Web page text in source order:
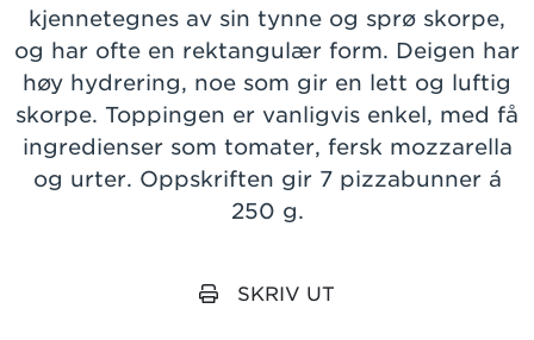
kjennetegnes av sin tynne og sprø skorpe,
og har ofte en rektangulær form. Deigen har
høy hydrering, noe som gir en lett og luftig
skorpe. Toppingen er vanligvis enkel, med få
ingredienser som tomater, fersk mozzarella
og urter. Oppskriften gir 7 pizzabunner á
250 g.
SKRIV UT